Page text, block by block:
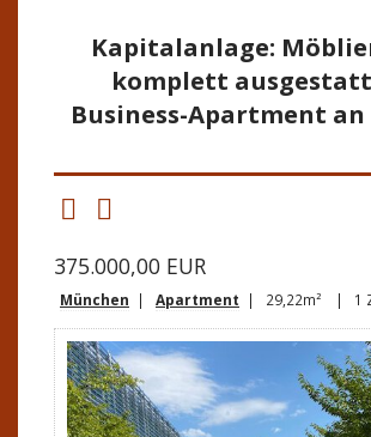
Kapitalanlage:
komplett
Business-Apartment
375.000,00 EUR
München Apartment | 29,22m² | 1